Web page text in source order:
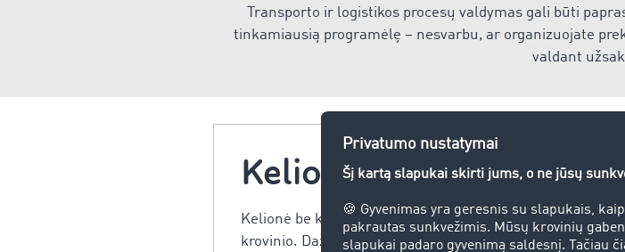
Transporto ir logistikos procesų valdymas gali būti
tinkamiausią programėlę – nesvarbu, ar organizuojate
valdant
Kelionės be krovinio
Kelionė be krovinio suprantama kaip pervežimas, kai
krovinio. Dažniausiai tai atsitinka, kai prie transporto